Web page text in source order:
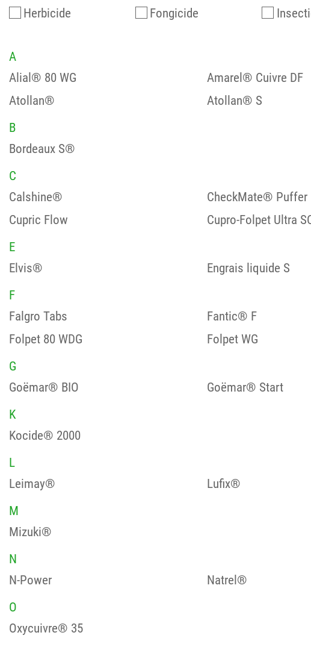
Herbicide Fongicide
A
Alial® 80 WG
Amarel® Cuivre DF
Atollan®
Atollan® S
B
Bordeaux S®
C
Calshine®
CheckMate® Puffer
Cupric Flow
Cupro-Folpet Ultra
E
Elvis®
Engrais liquide S
F
Falgro Tabs
Fantic® F
Folpet 80 WDG
Folpet WG
G
Goëmar® BIO
Goëmar® Start
K
Kocide® 2000
L
Leimay®
Lufix®
M
Mizuki®
N
N-Power
Natrel®
O
Oxycuivre® 35